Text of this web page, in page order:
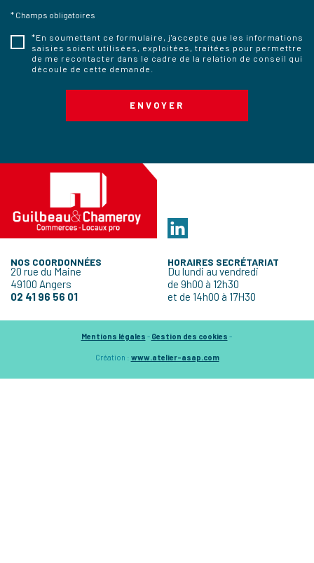
* Champs obligatoires
*En soumettant ce formulaire, j'accepte que les informations
saisies soient utilisées, exploitées, traitées pour permettre
de me recontacter dans le cadre de la relation de conseil qui
découle de cette demande.
NOS COORDONNÉES
20 rue du Maine
49100 Angers
02 41 96 56 01
HORAIRES SECRÉTARIAT
Du lundi au vendredi
de 9h00 à 12h30
et de 14h00 à 17H30
Mentions légales - Gestion des cookies -
Création : www.atelier-asap.com